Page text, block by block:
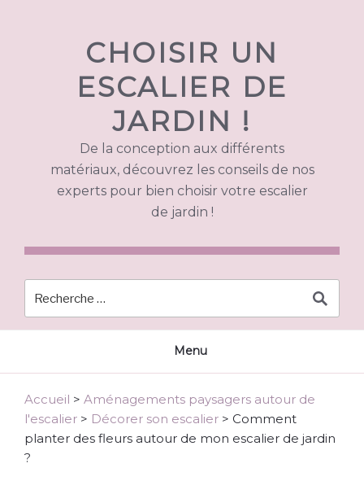
CHOISIR UN
ESCALIER DE
JARDIN !
De la conception aux différents
matériaux, découvrez les conseils de nos
experts pour bien choisir votre escalier
de jardin !
Menu
Accueil > Aménagements paysagers autour de
l'escalier > Décorer son escalier > Comment
planter des fleurs autour de mon escalier de jardin
?